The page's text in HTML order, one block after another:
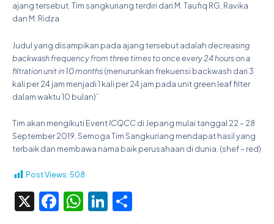
ajang tersebut. Tim sangkuriang terdiri dari M. Taufiq RG, Ravika
dan M. Ridza
Judul yang disampikan pada ajang tersebut adalahdecreasing
backwash frequency from three times to once every 24 hours on a
filtration unit in 10 months(menurunkan frekuensi backwash dari 3
kali per 24 jam menjadi 1 kali per 24 jam pada unit green leaf filter
dalam waktu 10 bulan)”
Tim akan mengikuti EventICQCCdi Jepang mulai tanggal 22 – 28
September 2019, Semoga Tim Sangkuriang mendapat hasil yang
terbaik dan membawa nama baik perusahaan di dunia. (shef – red)
Post Views:508
X Facebook
WhatsApp
LinkedIn